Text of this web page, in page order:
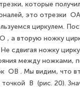
которые
это отрезки OA
циркулем.
O , а вторую ножку
сдвигая ножку
между ножками,
OB . Мы видим, что
точкой B (рис. 20).